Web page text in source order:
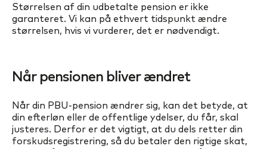
Størrelsen af din udbetalte pension er ikke
garanteret. Vi kan på ethvert tidspunkt ændre
størrelsen, hvis vi vurderer, det er nødvendigt.
Når pensionen bliver ændret
Når din PBU-pension ændrer sig, kan det betyde, at
din efterløn eller de offentlige ydelser, du får, skal
justeres. Derfor er det vigtigt, at du dels retter din
forskudsregistrering, så du betaler den rigtige skat,